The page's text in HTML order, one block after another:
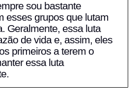
sou bastante
esses grupos que lutam
Geralmente, essa luta
de vida e, assim, eles
primeiros a terem o
essa luta